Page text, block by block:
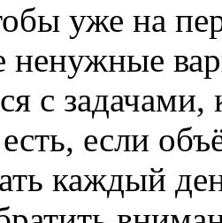
уже на
ненужные
с
если
каждый